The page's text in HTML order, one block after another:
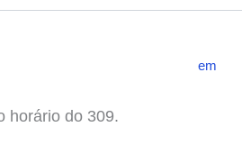
em
horário do 309.